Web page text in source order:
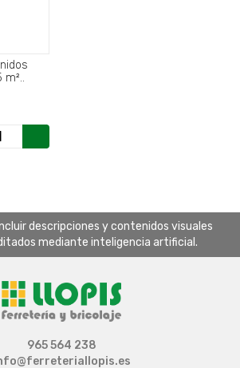
descripciones y contenidos visuales
mediante inteligencia artificial.
965 564 238